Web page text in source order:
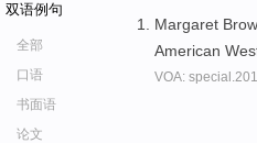
双语例句
全部
口语
书面语
论文
Margaret
American
VOA: